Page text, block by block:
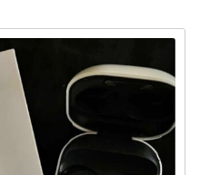
อบคลุมหลากหลายประเภทสินค้าที่
รศัพท์มือถือ / สมาร์ตโฟน (iPhone,
บจำนำ โน้ตบุ๊ก / คอมพิวเตอร์ /
นำ เครื่องใช้ไฟฟ้าเล็ก / เครื่องใช้
ป / กล้องดิจิตอล / อุปกรณ์ถ่ายภาพ
รแต่ละประเภท ประเมินราคาตาม
าให้ราคาสูง พร้อมจ่ายเงินสดทันใจ
งวงจรปิด CCTV ทุกมุม ห้องนิรภัย
ร จ่ายเงินสดทันที ไม่รอนาน รับ
ไม่รอนาน จำนำพลัส
เชื่อถือได้ในกรุงเทพฯ โทรศัพท์ มือ
ย์มีค่าอื่น ๆ ทำไมเลือก รับจำนำพลัส
น เราที่ รับจำนำพลัส ให้บริการรับ
ไม่ว่าจะเป็น โทรศัพท์มือถือ
ค่าอื่น ๆ — พร้อมประเมินราคาอย่าง
ดเร็วภายในไม่กี่นาที เรามีมาตรฐาน